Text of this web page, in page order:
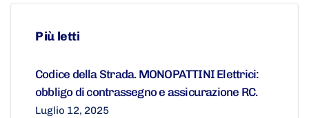
Più letti
Codice della Strada. MONOPATTINI Elettrici:
obbligo di contrassegno e assicurazione RC.
Luglio 12, 2025